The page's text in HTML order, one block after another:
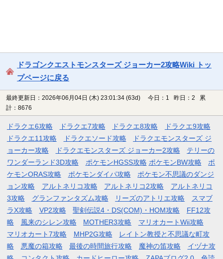
ドラゴンクエストモンスターズ ジョーカー2攻略Wiki トッ
プページに戻る
最終更新日：2026年06月04日 (木) 23:01:34 (63d)
今日：1 昨日：2 累
計：8676
ドラクエ6攻略 ドラクエ7攻略 ドラクエ8攻略
ドラクエ9攻略
ドラクエ11攻略
ドラクエソード攻略
ドラクエモンスターズ ジ
ョーカー攻略
ドラクエモンスターズ ジョーカー2攻略
テリーの
ワンダーランド3D攻略
ポケモンHGSS攻略 ポケモンBW攻略
ポ
ケモンORAS攻略
ポケモンダイパ攻略
ポケモン不思議のダンジ
ョン攻略
アルトネリコ攻略 アルトネリコ2攻略
アルトネリコ
3攻略
グランファンタズム攻略 リーズのアトリエ攻略
スマブ
ラX攻略
VP2攻略 聖剣伝説4・DS(COM)・HOM攻略
FF12攻
略
風来のシレン攻略 MOTHER3攻略
マリオカートWii攻略
マリオカート7攻略
MHP2G攻略
レイトン教授と不思議な町攻
略
悪魔の箱攻略 最後の時間旅行攻略 魔神の笛攻略
イヅナ攻